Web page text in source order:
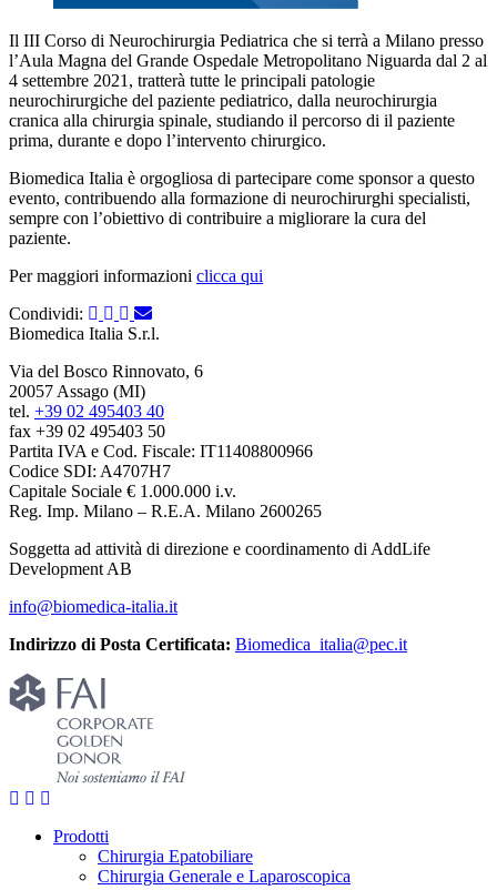
Il III Corso di Neurochirurgia Pediatrica che si terrà a Milano presso
l’Aula Magna del Grande Ospedale Metropolitano Niguarda dal 2 al
4 settembre 2021, tratterà tutte le principali patologie
neurochirurgiche del paziente pediatrico, dalla neurochirurgia
cranica alla chirurgia spinale, studiando il percorso di il paziente
prima, durante e dopo l’intervento chirurgico.
Biomedica Italia è orgogliosa di partecipare come sponsor a questo
evento, contribuendo alla formazione di neurochirurghi specialisti,
sempre con l’obiettivo di contribuire a migliorare la cura del
paziente.
Per maggiori informazioni clicca qui
Condividi:
Biomedica Italia S.r.l.
Via del Bosco Rinnovato, 6
20057 Assago (MI)
tel. +39 02 495403 40
fax +39 02 495403 50
Partita IVA e Cod. Fiscale: IT11408800966
Codice SDI: A4707H7
Capitale Sociale € 1.000.000 i.v.
Reg. Imp. Milano – R.E.A. Milano 2600265
Soggetta ad attività di direzione e coordinamento di AddLife
Development AB
info@biomedica-italia.it
Indirizzo di Posta Certificata: Biomedica_italia@pec.it
Prodotti
Chirurgia Epatobiliare
Chirurgia Generale e Laparoscopica